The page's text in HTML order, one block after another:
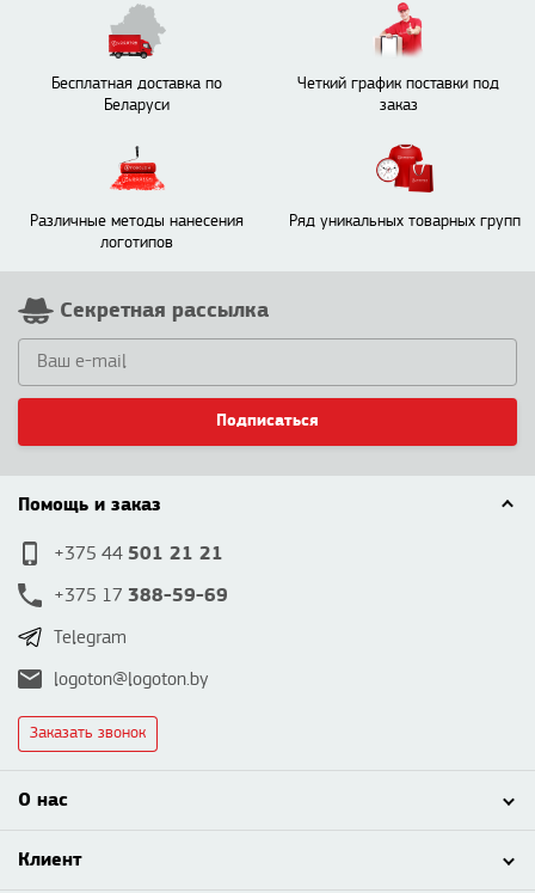
Бесплатная доставка по
Беларуси
Четкий график поставки под
заказ
Различные методы нанесения
логотипов
Ряд уникальных товарных групп
Секретная рассылка
Подписаться
Помощь и заказ
+375 44 501 21 21
+375 17 388-59-69
Telegram
logoton@logoton.by
Заказать звонок
О нас
Клиент